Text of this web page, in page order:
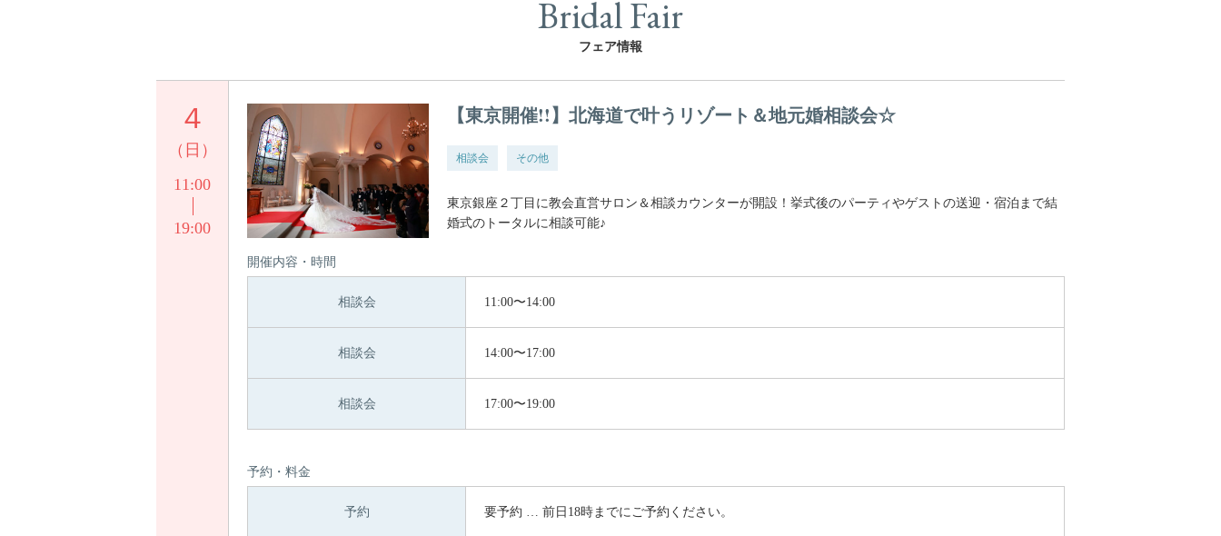
Bridal Fair
フェア情報
４
（日）
11:00
19:00
【東京開催!!】北海道で叶うリゾート＆地元婚相談会☆
相談会 その他
東京銀座２丁目に教会直営サロン＆相談カウンターが開設！挙式後のパーティやゲストの送迎・宿泊まで結
婚式のトータルに相談可能♪
開催内容・時間
相談会 11:00〜14:00
相談会 14:00〜17:00
相談会 17:00〜19:00
予約・料金
予約 要予約 … 前日18時までにご予約ください。